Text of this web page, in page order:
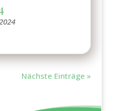
Nächste Einträge »